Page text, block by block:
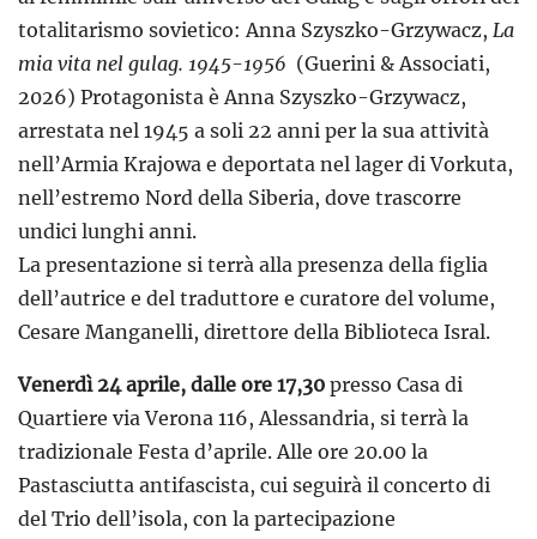
totalitarismo sovietico: Anna Szyszko-Grzywacz, La
mia vita nel gulag. 1945-1956 (Guerini & Associati,
2026) Protagonista è Anna Szyszko-Grzywacz,
arrestata nel 1945 a soli 22 anni per la sua attività
nell’Armia Krajowa e deportata nel lager di Vorkuta,
nell’estremo Nord della Siberia, dove trascorre
undici lunghi anni.
La presentazione si terrà alla presenza della figlia
dell’autrice e del traduttore e curatore del volume,
Cesare Manganelli, direttore della Biblioteca Isral.
Venerdì 24 aprile, dalle ore 17,30 presso Casa di
Quartiere via Verona 116, Alessandria, si terrà la
tradizionale Festa d’aprile. Alle ore 20.00 la
Pastasciutta antifascista, cui seguirà il concerto di
del Trio dell’isola, con la partecipazione